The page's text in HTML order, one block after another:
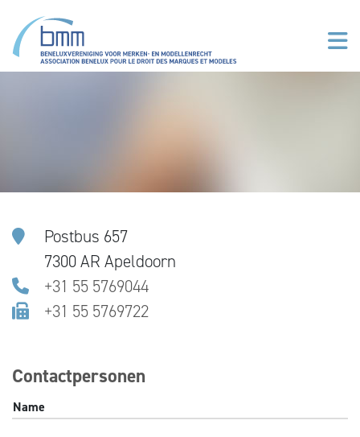
Postbus 657
7300 AR Apeldoorn
+31 55 5769044
+31 55 5769722
Contactpersonen
Name